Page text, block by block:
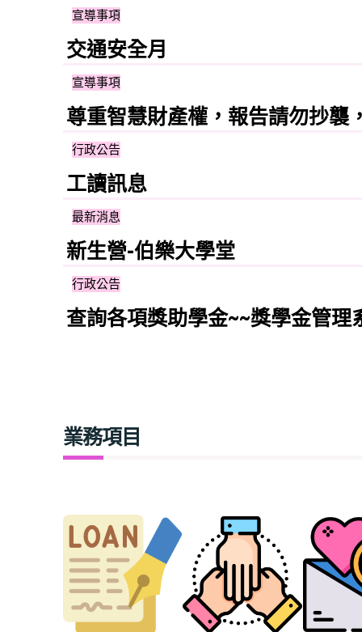
宣導事項
交通安全月
宣導事項
尊重智慧財產權，報告請勿抄襲
行政公告
工讀訊息
最新消息
新生營-伯樂大學堂
行政公告
查詢各項獎助學金~~獎學金管理
業務項目